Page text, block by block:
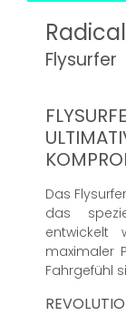
Flysurfer
Das Flysurfer
das
maximaler
Fahrgefühl